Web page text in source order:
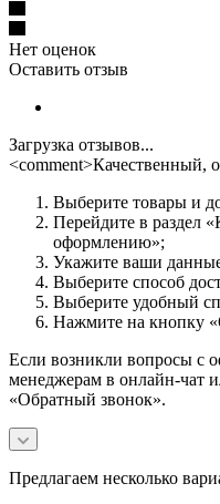
Нет оценок
Оставить отзыв
Загрузка отзывов...
<comment>Качественный,
Выберите товары и
Перейдите в раздел
оформлению»;
Укажите ваши
Выберите способ
Выберите удобный
Нажмите на кнопку
Если возникли вопросы с
менеджерам в онлайн-чат
«Обратный звонок».
Предлагаем несколько